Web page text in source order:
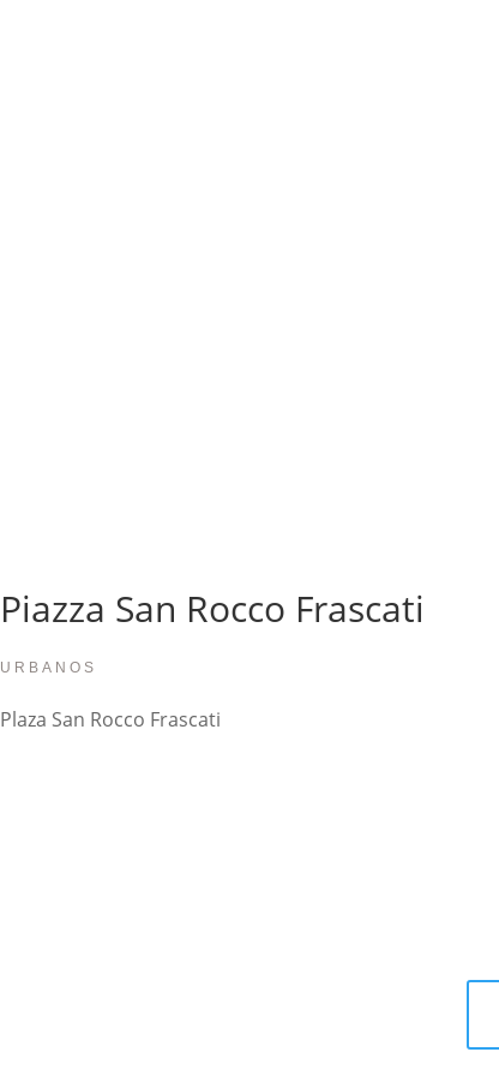
Piazza San Rocco Frascati
URBANOS
Plaza San Rocco Frascati